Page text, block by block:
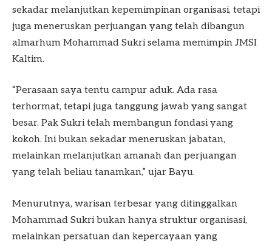
sekadar melanjutkan kepemimpinan organisasi, tetapi
juga meneruskan perjuangan yang telah dibangun
almarhum Mohammad Sukri selama memimpin JMSI
Kaltim.
“Perasaan saya tentu campur aduk. Ada rasa
terhormat, tetapi juga tanggung jawab yang sangat
besar. Pak Sukri telah membangun fondasi yang
kokoh. Ini bukan sekadar meneruskan jabatan,
melainkan melanjutkan amanah dan perjuangan
yang telah beliau tanamkan,” ujar Bayu.
Menurutnya, warisan terbesar yang ditinggalkan
Mohammad Sukri bukan hanya struktur organisasi,
melainkan persatuan dan kepercayaan yang